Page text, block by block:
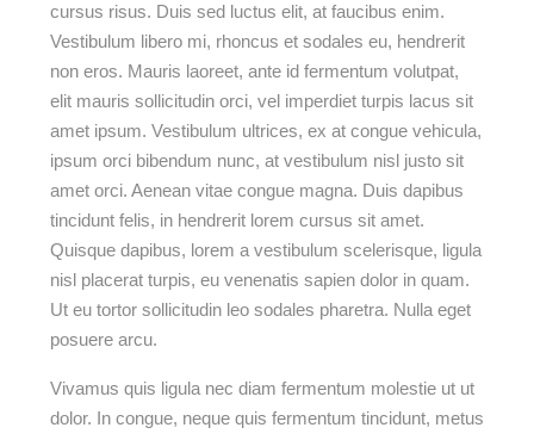
cursus risus. Duis sed luctus elit, at faucibus enim.
Vestibulum libero mi, rhoncus et sodales eu, hendrerit
non eros. Mauris laoreet, ante id fermentum volutpat,
elit mauris sollicitudin orci, vel imperdiet turpis lacus sit
amet ipsum. Vestibulum ultrices, ex at congue vehicula,
ipsum orci bibendum nunc, at vestibulum nisl justo sit
amet orci. Aenean vitae congue magna. Duis dapibus
tincidunt felis, in hendrerit lorem cursus sit amet.
Quisque dapibus, lorem a vestibulum scelerisque, ligula
nisl placerat turpis, eu venenatis sapien dolor in quam.
Ut eu tortor sollicitudin leo sodales pharetra. Nulla eget
posuere arcu.
Vivamus quis ligula nec diam fermentum molestie ut ut
dolor. In congue, neque quis fermentum tincidunt, metus